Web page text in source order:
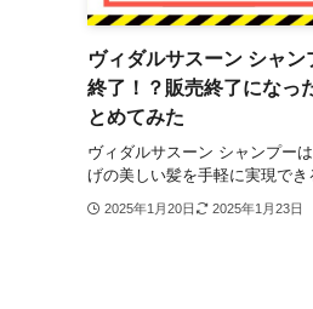
ヴィダルサスーン シャン
終了！？販売終了になっ
とめてみた
ヴィダルサスーン シャンプー
げの美しい髪を手軽に実現でき
2025年1月20日 2025年1月23日